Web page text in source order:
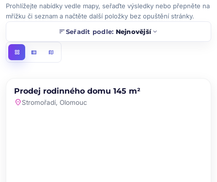
Prohlížejte nabídky vedle mapy, seřaďte výsledky nebo přepněte na
mřížku či seznam a načtěte další položky bez opuštění stránky.
sortSeřadit podle: Nejnovějšíexpand_more
grid_view view_list map
PRODEJ
Prodej rodinného domu 145 m²
location_onStromořadí, Olomouc